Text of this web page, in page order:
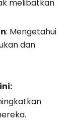
melibatkan
: Mengetahui
dan